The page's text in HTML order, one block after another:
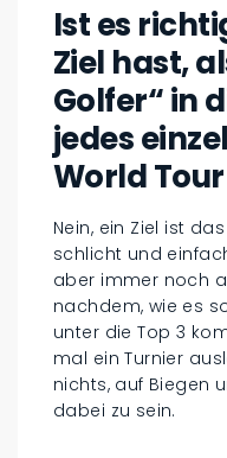
Ist es
Ziel hast,
Golfer“ in
jedes
World
Nein, ein Ziel ist
schlicht und
aber immer noch
nachdem, wie es
unter die Top 3
mal ein Turnier
nichts, auf Biegen
dabei zu sein.